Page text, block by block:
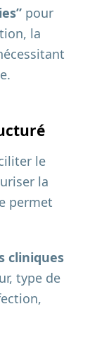
pour
la
le
la
permet
cliniques
type de